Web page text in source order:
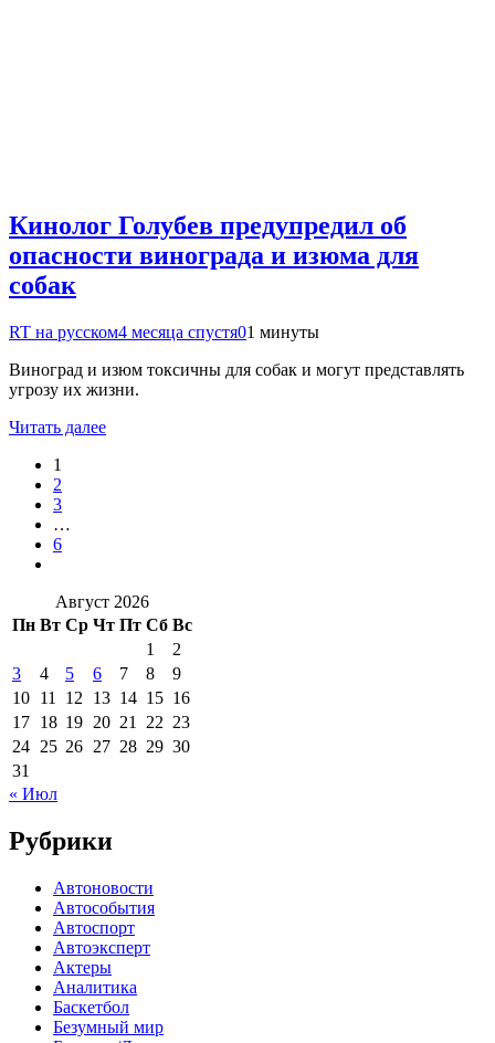
Кинолог Голубев предупредил об
опасности винограда и изюма для
собак
RT на русском4 месяца спустя01 минуты
Виноград и изюм токсичны для собак и могут представлять
угрозу их жизни.
Читать далее
1
2
3
…
6
Август 2026
Пн Вт Ср Чт Пт Сб Вс
1
2
3
4 5 6 7 8
9
10 11 12 13 14 15 16
17 18 19 20 21 22 23
24 25 26 27 28 29 30
31
« Июл
Рубрики
Автоновости
Автособытия
Автоспорт
Автоэксперт
Актеры
Аналитика
Баскетбол
Безумный мир